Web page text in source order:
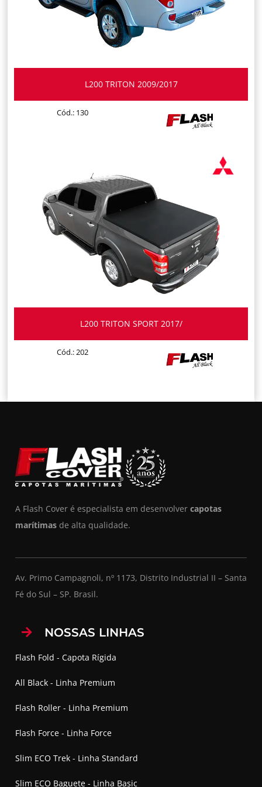
L200 TRITON 2009/2017
Cód.: 130
L200 TRITON SPORT 2017/
Cód.: 202
A Flash Cover é especialista em desenvolver capotas
marítimas de alta qualidade.
Av. Primo Campagnoli, nº 1173, Distrito Industrial II – Santa
Fé do Sul – SP. Brasil.
NOSSAS LINHAS
Flash Fold - Capota Rígida
All Black - Linha Premium
Flash Roller - Linha Premium
Flash Force - Linha Force
Slim ECO Trek - Linha Standard
Slim ECO Baguete - Linha Basic